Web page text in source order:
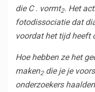
die C . vormt2. Het
fotodissociatie dat
voordat het tijd heeft
Hoe hebben ze het
maken2die je je
onderzoekers